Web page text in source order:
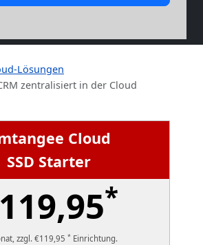
Lösungen
zentralisiert in der Cloud
Cloud
SSD Starter
*
zzgl. €119,95 * Einrichtung.